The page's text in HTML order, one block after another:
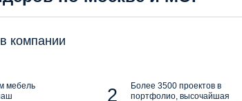
компании
мебель
Более 3500 проектов в
портфолио, высочайшая